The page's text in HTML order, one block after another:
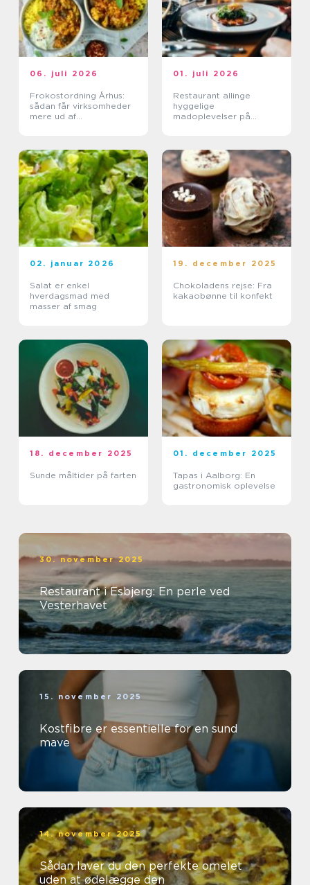
06. juli 2026
Frokostordning Århus:
sådan får virksomheder
mere ud af
01. juli 2026
Restaurant allinge
hyggelige
madoplevelser på
02. januar 2026
Salat er enkel
hverdagsmad med
masser af smag
19. december 2025
Chokoladens rejse: Fra
kakaobønne til konfekt
18. december 2025
Sunde måltider på farten
01. december 2025
Tapas i Aalborg: En
gastronomisk oplevelse
30. november 2025
Restaurant i Esbjerg: En perle ved
Vesterhavet
15. november 2025
Kostfibre er essentielle for en sund
mave
14. november 2025
Sådan laver du den perfekte omelet
uden at ødelægge den